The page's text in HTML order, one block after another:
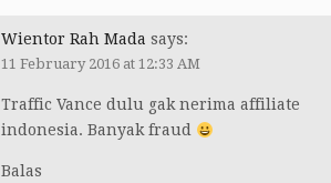
Wientor Rah Mada says:
11 February 2016 at 12:33 AM
Traffic Vance dulu gak nerima affiliate
indonesia. Banyak fraud
Balas